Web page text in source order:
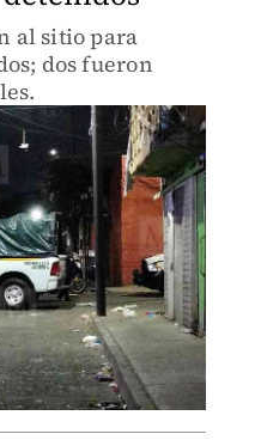
al sitio para
dos fueron